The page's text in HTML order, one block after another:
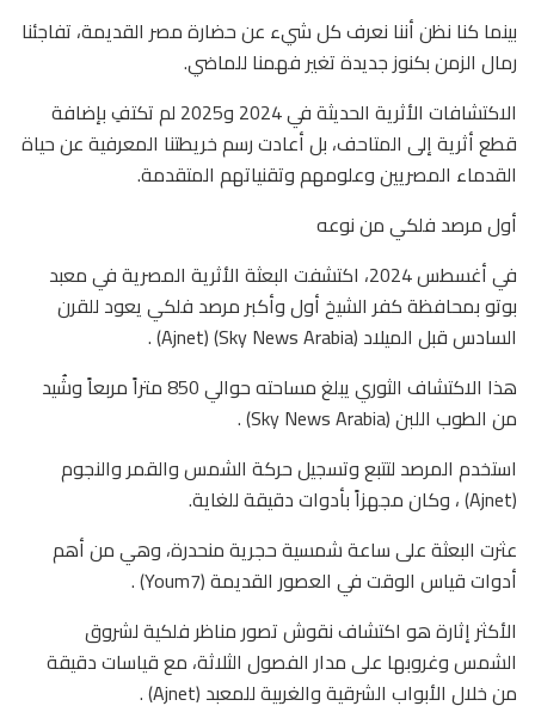
بينما كنا نظن أننا نعرف كل شيء عن حضارة مصر القديمة، تفاجئنا
رمال الزمن بكنوز جديدة تغير فهمنا للماضي.
الاكتشافات الأثرية الحديثة في 2024 و2025 لم تكتفِ بإضافة
قطع أثرية إلى المتاحف، بل أعادت رسم خريطتنا المعرفية عن حياة
القدماء المصريين وعلومهم وتقنياتهم المتقدمة.
أول مرصد فلكي من نوعه
في أغسطس 2024، اكتشفت البعثة الأثرية المصرية في معبد
بوتو بمحافظة كفر الشيخ أول وأكبر مرصد فلكي يعود للقرن
السادس قبل الميلاد (Sky News Arabia) (Ajnet) .
هذا الاكتشاف الثوري يبلغ مساحته حوالي 850 متراً مربعاً وشُيد
من الطوب اللبن (Sky News Arabia) .
استخدم المرصد لتتبع وتسجيل حركة الشمس والقمر والنجوم
(Ajnet) ، وكان مجهزاً بأدوات دقيقة للغاية.
عثرت البعثة على ساعة شمسية حجرية منحدرة، وهي من أهم
أدوات قياس الوقت في العصور القديمة (Youm7) .
الأكثر إثارة هو اكتشاف نقوش تصور مناظر فلكية لشروق
الشمس وغروبها على مدار الفصول الثلاثة، مع قياسات دقيقة
من خلال الأبواب الشرقية والغربية للمعبد (Ajnet) .